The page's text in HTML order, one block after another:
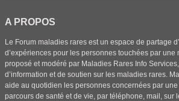
A PROPOS
Le Forum maladies rares est un espace de partage
d’expériences pour les personnes touchées par une
proposé et modéré par Maladies Rares Info
d’information et de soutien sur les maladies rares.
aide au quotidien les personnes concernées par
parcours de santé et de vie, par téléphone, mail, sur